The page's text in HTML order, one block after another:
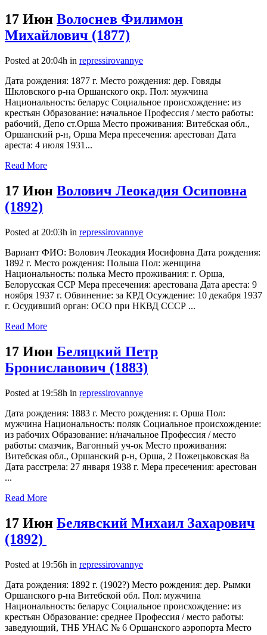
17 Июн Волоснев Филимон
Михайлович (1877)
Posted at 20:04h in repressirovannye
Дата рождения: 1877 г. Место рождения: дер. Говяды
Шкловского р-на Оршанского окр. Пол: мужчина
Национальность: беларус Социальное происхождение: из
крестьян Образование: начальное Профессия / место работы:
рабочий, Депо ст.Орша Место проживания: Витебская обл.,
Оршанский р-н, Орша Мера пресечения: арестован Дата
ареста: 4 июля 1931...
Read More
17 Июн Волович Леокадия Осиповна
(1892)
Posted at 20:03h in repressirovannye
Вариант ФИО: Волович Леокадия Иосифовна Дата рождения:
1892 г. Место рождения: Польша Пол: женщина
Национальность: полька Место проживания: г. Орша,
Белорусская ССР Мера пресечения: арестована Дата ареста: 9
ноября 1937 г. Обвинение: за КРД Осуждение: 10 декабря 1937
г. Осудивший орган: ОСО при НКВД СССР ...
Read More
17 Июн Беляцкий Петр
Брониславович (1883)
Posted at 19:58h in repressirovannye
Дата рождения: 1883 г. Место рождения: г. Орша Пол:
мужчина Национальность: поляк Социальное происхождение:
из рабочих Образование: н/начальное Профессия / место
работы: смазчик, Вагонный уч-ок Место проживания:
Витебская обл., Оршанский р-н, Орша, 2 Пожецьковская 8а
Дата расстрела: 27 января 1938 г. Мера пресечения: арестован
...
Read More
17 Июн Белявский Михаил Захарович
(1892)
Posted at 19:56h in repressirovannye
Дата рождения: 1892 г. (1902?) Место рождения: дер. Рымки
Оршанского р-на Витебской обл. Пол: мужчина
Национальность: беларус Социальное происхождение: из
крестьян Образование: среднее Профессия / место работы:
заведующий, ТНБ УНАС № 6 Оршанского аэропорта Место